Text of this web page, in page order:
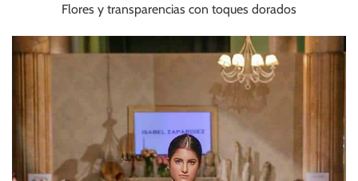
Flores y transparencias con toques dorados